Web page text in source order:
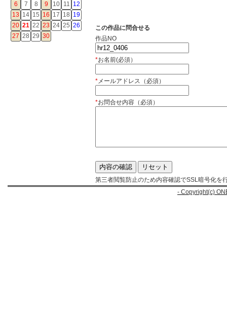
6
7 8 9 10 11 12
13 14 15 16 17 18 19
20 21 22 23 24 25 26
27 28 29 30
この作品に問合せる
作品NO
*お名前(必須）
*メールアドレス（必須）
*お問合せ内容（必須）
第三者閲覧防止のため内容確認でSSL暗号化を
- Copyright(c)